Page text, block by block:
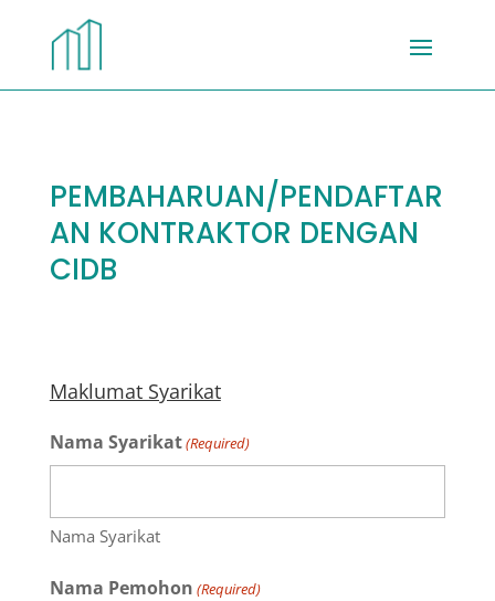
PEMBAHARUAN/PENDAFTAR
AN KONTRAKTOR DENGAN
CIDB
Maklumat Syarikat
Nama Syarikat(Required)
Nama Syarikat
Nama Pemohon (Required)